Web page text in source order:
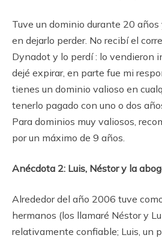
Tuve un dominio durante 20
en dejarlo perder. No recibí el
Dynadot y lo perdí : lo vendieron
dejé expirar, en parte fue mi
tienes un dominio valioso en
tenerlo pagado con uno o dos
Para dominios muy valiosos,
por un máximo de 9 años.
Anécdota 2: Luis, Néstor y la
Alrededor del año 2006 tuve
hermanos (los llamaré Néstor y
relativamente confiable; Luis, un